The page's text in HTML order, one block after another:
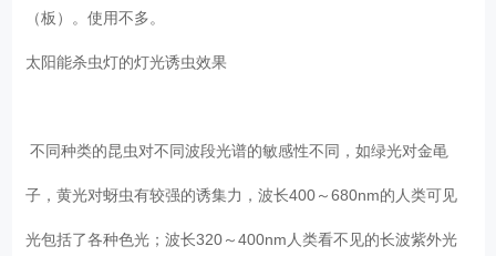
（板）。使用不多。
太阳能杀虫灯的灯光诱虫效果
不同种类的昆虫对不同波段光谱的敏感性不同，如绿光对金黾
子，黄光对蚜虫有较强的诱集力，波长400～680nm的人类可见
光包括了各种色光；波长320～400nm人类看不见的长波紫外光